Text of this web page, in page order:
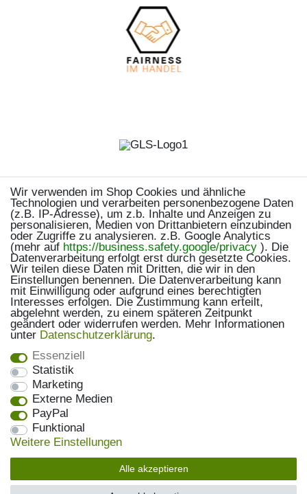
Wir verwenden im Shop Cookies und ähnliche
Technologien und verarbeiten personenbezogene Daten
(z.B. IP-Adresse), um z.b. Inhalte und Anzeigen zu
personalisieren, Medien von Drittanbietern einzubinden
oder Zugriffe zu analysieren. z.B. Google Analytics
(mehr auf https://business.safety.google/privacy ). Die
Datenverarbeitung erfolgt erst durch gesetzte Cookies.
Wir teilen diese Daten mit Dritten, die wir in den
Einstellungen benennen. Die Datenverarbeitung kann
mit Einwilligung oder aufgrund eines berechtigten
Interesses erfolgen. Die Zustimmung kann erteilt,
abgelehnt werden, zu einem späteren Zeitpunkt
geändert oder widerrufen werden. Mehr Informationen
unter Daten­schutz­erklärung.
Essenziell
Statistik
Marketing
Externe Medien
PayPal
Funktional
Weitere Einstellungen
Alle akzeptieren